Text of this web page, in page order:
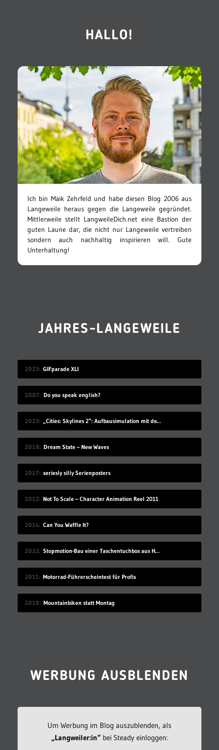
HALLO!
Ich bin Maik Zehrfeld und habe diesen Blog 2006 aus
Langeweile heraus gegen die Langeweile gegründet.
Mittlerweile stellt LangweileDich.net eine Bastion der
guten Laune dar, die nicht nur Langeweile vertreiben
sondern auch nachhaltig inspirieren will. Gute
Unterhaltung!
JAHRES-LANGEWEILE
2023 GIFparade XLI
2007 Do you speak english?
2023 „Cities: Skylines 2“: Aufbausimulation mit den komplexesten Straßensystemen
2018 Dream State – New Waves
2017 seriesly silly Serienposters
2012 Not To Scale – Character Animation Reel 2011
2014 Can You Waffle It?
2022 Stopmotion-Bau einer Taschentuchbox aus Holz
2011 Motorrad-Führerscheintest für Profis
2018 Mountainbiken statt Montag
WERBUNG AUSBLENDEN
Um Werbung im Blog auszublenden, als
„Langweiler:in“bei Steady einloggen: